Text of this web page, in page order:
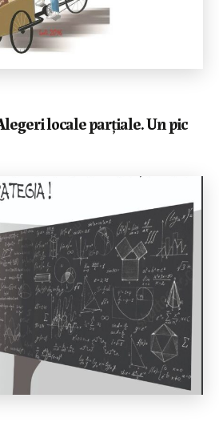
locale parțiale. Un pic